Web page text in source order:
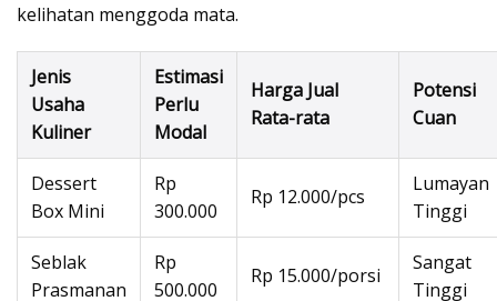
kelihatan menggoda mata.
Jenis
Usaha
Kuliner
Estimasi
Perlu
Modal
Harga Jual
Rata-rata
Potensi
Cuan
Dessert
Box Mini
Rp
300.000
Rp 12.000/pcs
Lumayan
Tinggi
Seblak
Prasmanan
Rp
500.000
Rp 15.000/porsi
Sangat
Tinggi